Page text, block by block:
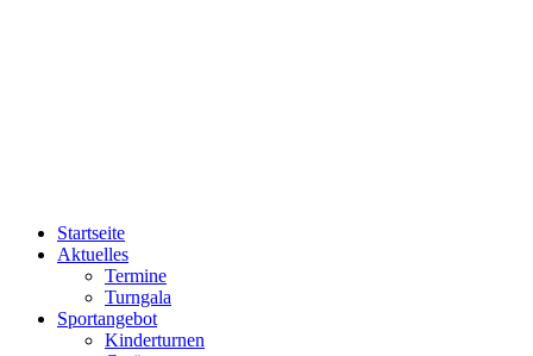
Startseite
Aktuelles
Termine
Turngala
Sportangebot
Kinderturnen